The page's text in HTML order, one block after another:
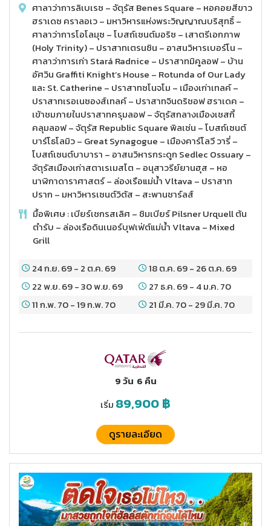
ศาลาว่าการลิเบเรซ – จัตุรัส Benes Square – หอคอยสีขาว
ฮราเดซ คราลอเว – มหาวิหารแห่งพระวิญญาณบริสุทธิ์ –
ศาลาว่าการโอโลมุซ – โบสถ์เซนต์มอริซ – เสาตรีเอกภาพ
(Holy Trinity) – ปราสาทเตรนซิน – อาสนวิหารเบอร์โน –
ศาลาว่าการเก่า Stará Radnice – ปราสาทมิคูลอฟ – บ้าน
อัศวิน Graffiti Knight’s House – Rotunda of Our Lady
และ St. Catherine – ปราสาทซโนจโม – เมืองเก่าเทลค์ –
ปราสาทเรอเนซองส์เทลค์ – ปราสาทจินดริชอฟ ฮราเดค –
เข้าชมภายในปราสาทครุมลอฟ – จัตุรัสกลางเมืองเชสกี้
คลุมลอฟ – จัตุรัส Republic Square พิลเซ่น – โบสถ์เซนต์
บาร์โธโลมิว – Great Synagogue – เมืองคาร์โลวี วารี่ –
โบสถ์เซนต์บาบารา – อาสนวิหารกระดูก Sedlec Ossuary –
จัตุรัสเมืองเก่าสตาเรเมสโต – อนุสาวรีย์ยานฮุส – หอ
นาฬิกาดาราศาสตร์ – ล่องเรือแม่น้ำ Vltava – ปราสาท
ปราก – มหาวิหารเซนต์วิตัส – สะพานชาร์ลส์
มื้อพิเศษ : เบียร์เชกรสเลิศ – ชิมเบียร์ Pilsner Urquell ต้น
ตำรับ – ล่องเรือดินเนอร์บุฟเฟ่ต์แม่น้ำ Vltava – Mixed
Grill
24 ก.ย. 69- 2 ต.ค. 69 18 ต.ค. 69- 26 ต.ค. 69
22 พ.ย. 69-30 พ.ย. 69 27 ธ.ค. 69- 4 ม.ค. 70
11 ก.พ. 70-19 ก.พ. 70 21 มี.ค. 70- 29 มี.ค. 70
9 วัน 6 คืน
เริ่ม 89,900฿
ดูรายละเอียด